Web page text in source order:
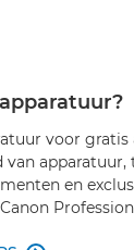
voor gratis
van
en